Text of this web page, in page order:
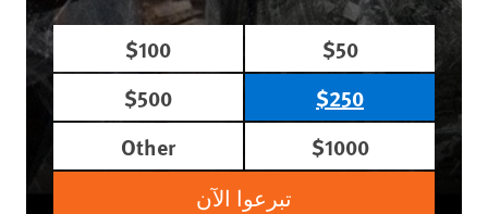
$50
$100
$250
$500
$1000
Other
تبرعوا الآن